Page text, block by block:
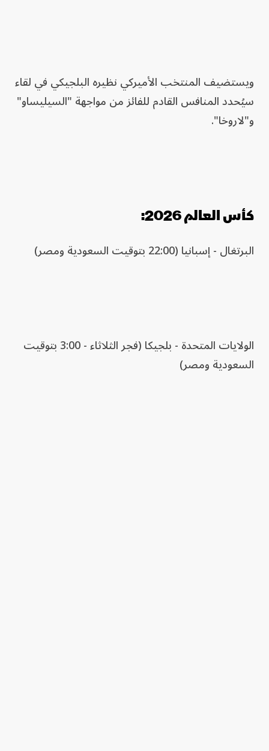
ويستضيف المنتخب الأميركي نظيره البلجيكي في لقاء
سيُحدد المنافس القادم للفائز من مواجهة "السيليساو"
و"لاروخا".
كأس العالم 2026:
البرتغال - إسبانيا (22:00 بتوقيت السعودية ومصر)
الولايات المتحدة - بلجيكا (فجر الثلاثاء - 3:00 بتوقيت
السعودية ومصر)